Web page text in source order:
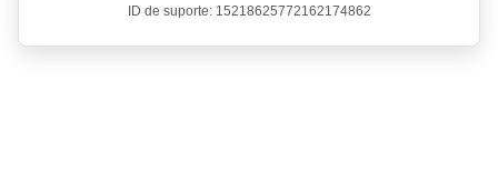
ID de suporte: 15218625772162174862